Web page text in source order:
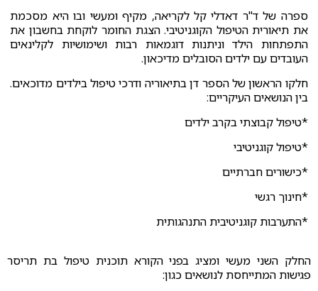
ספרה של ד"ר דאדלי קל לקריאה, מקיף ומעשי ובו היא מסכמת
את תיאורית הטיפול הקוגניטיבי. הצגת החומר לוקחת בחשבון את
התפתחות הילד וניתנות דוגמאות רבות ושימושיות לקלינאים
העובדים עם ילדים הסובלים מדיכאון.
חלקו הראשון של הספר דן בתיאוריה ודרכי טיפול בילדים מדוכאים.
בין הנושאים העיקריים:
*טיפול קבוצתי בקרב ילדים
*טיפול קוגניטיבי
*כישורים חברתיים
*חינוך רגשי
*התערבות קוגניטיבית התנהגותית
החלק השני מעשי ומציג בפני הקורא תוכנית טיפול בת תריסר
פגישות המתייחסת לנושאים כגון: